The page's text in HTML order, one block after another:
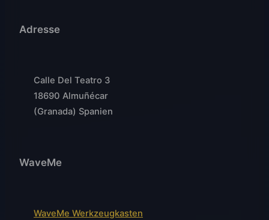
Adresse
Calle Del Teatro 3
18690 Almuñécar
(Granada) Spanien
WaveMe
WaveMe Werkzeugkasten